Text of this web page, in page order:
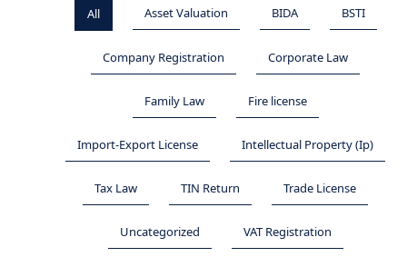
All Asset Valuation BIDA BSTI
Company Registration Corporate Law
Family Law Fire license
Import-Export License Intellectual Property (Ip)
Tax Law TIN Return Trade License
Uncategorized VAT Registration